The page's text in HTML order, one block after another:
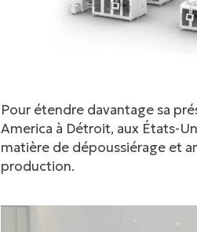
Pour étendre davantage sa
America à Détroit, aux États-
matière de dépoussiérage et
production.